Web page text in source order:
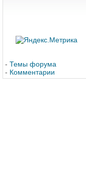
- Темы форума
- Комментарии